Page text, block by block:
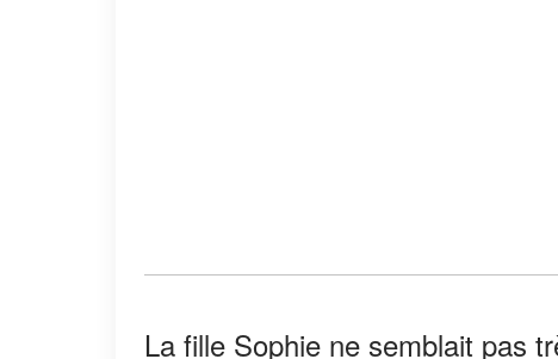
La fille Sophie ne semblait pas